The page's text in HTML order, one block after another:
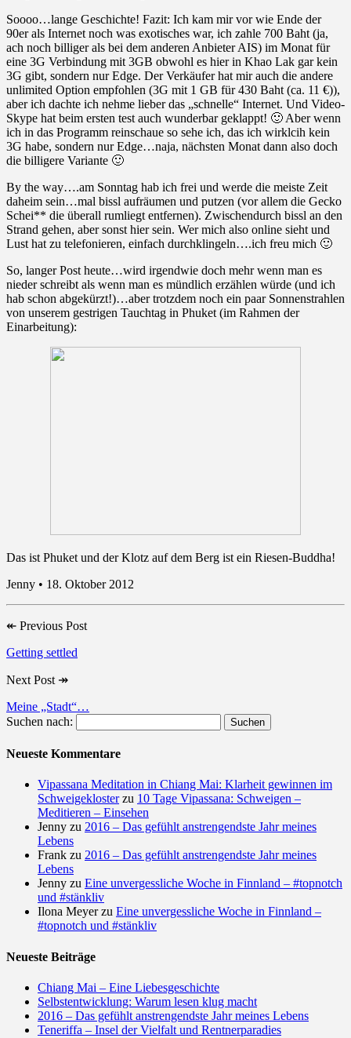
Soooo…lange Geschichte! Fazit: Ich kam mir vor wie Ende der
90er als Internet noch was exotisches war, ich zahle 700 Baht (ja,
ach noch billiger als bei dem anderen Anbieter AIS) im Monat für
eine 3G Verbindung mit 3GB obwohl es hier in Khao Lak gar kein
3G gibt, sondern nur Edge. Der Verkäufer hat mir auch die andere
unlimited Option empfohlen (3G mit 1 GB für 430 Baht (ca. 11 €)),
aber ich dachte ich nehme lieber das „schnelle“ Internet. Und Video-
Skype hat beim ersten test auch wunderbar geklappt! 🙂 Aber wenn
ich in das Programm reinschaue so sehe ich, das ich wirklcih kein
3G habe, sondern nur Edge…naja, nächsten Monat dann also doch
die billigere Variante 🙂
By the way….am Sonntag hab ich frei und werde die meiste Zeit
daheim sein…mal bissl aufräumen und putzen (vor allem die Gecko
Schei** die überall rumliegt entfernen). Zwischendurch bissl an den
Strand gehen, aber sonst hier sein. Wer mich also online sieht und
Lust hat zu telefonieren, einfach durchklingeln….ich freu mich 🙂
So, langer Post heute…wird irgendwie doch mehr wenn man es
nieder schreibt als wenn man es mündlich erzählen würde (und ich
hab schon abgekürzt!)…aber trotzdem noch ein paar Sonnenstrahlen
von unserem gestrigen Tauchtag in Phuket (im Rahmen der
Einarbeitung):
Das ist Phuket und der Klotz auf dem Berg ist ein Riesen-Buddha!
Jenny • 18. Oktober 2012
↞ Previous Post
Getting settled
Next Post ↠
Meine „Stadt“…
Suchen nach:
Neueste Kommentare
Vipassana Meditation in Chiang Mai: Klarheit gewinnen im
Schweigeklosterzu 10 Tage Vipassana: Schweigen –
Meditieren – Einsehen
Jenny zu 2016 – Das gefühlt anstrengendste Jahr meines
Lebens
Frank zu 2016 – Das gefühlt anstrengendste Jahr meines
Lebens
Jenny zu Eine unvergessliche Woche in Finnland – #topnotch
und #stänkliv
Ilona Meyerzu Eine unvergessliche Woche in Finnland –
#topnotch und #stänkliv
Neueste Beiträge
Chiang Mai – Eine Liebesgeschichte
Selbstentwicklung: Warum lesen klug macht
2016 – Das gefühlt anstrengendste Jahr meines Lebens
Teneriffa – Insel der Vielfalt und Rentnerparadies